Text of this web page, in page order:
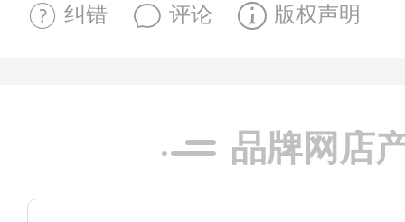
纠错 评论 版权声明
品牌网店